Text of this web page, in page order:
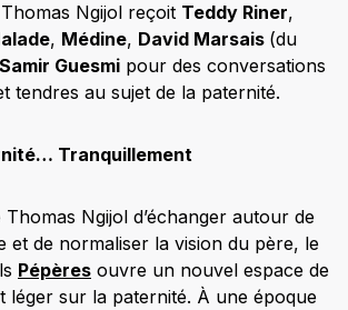
Ngijol reçoit Teddy Riner,
, Médine, David Marsais (du
Samir Guesmi pour des conversations
tendres au sujet de la paternité.
Tranquillement
Thomas Ngijol d’échanger autour de
et de normaliser la vision du père, le
Pépères ouvre un nouvel espace de
léger sur la paternité. À une époque